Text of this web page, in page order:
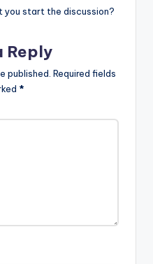
you start the discussion?
Reply
published. Required fields
*